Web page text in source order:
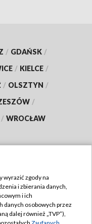
/ GDAŃSK /
/ KIELCE /
/ OLSZTYN /
/
/ WROCŁAW
wyrazić zgody na
i zbierania danych,
i ich
danych osobowych przez
dalej również „TVP”),